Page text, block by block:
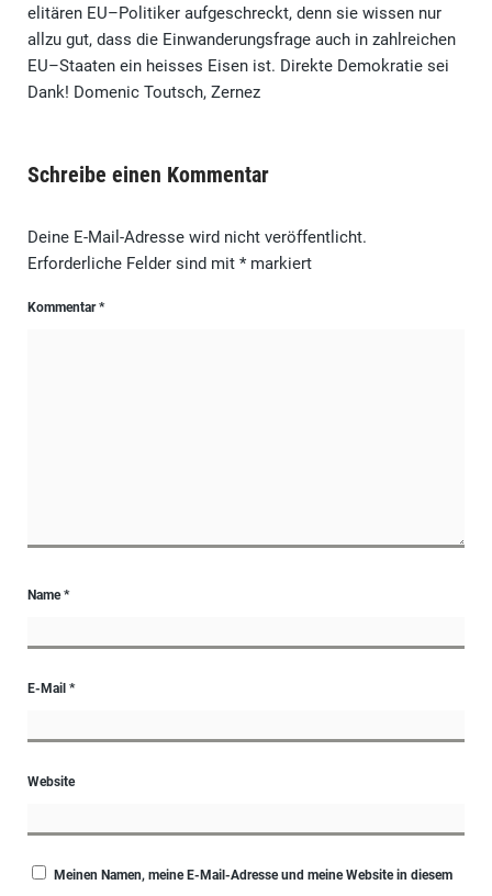
elitären EU–Politiker aufgeschreckt, denn sie wissen nur
allzu gut, dass die Einwanderungsfrage auch in zahlreichen
EU–Staaten ein heisses Eisen ist. Direkte Demokratie sei
Dank! Domenic Toutsch, Zernez
Schreibe einen Kommentar
Deine E-Mail-Adresse wird nicht veröffentlicht.
Erforderliche Felder sind mit *markiert
Kommentar*
Name*
E-Mail *
Website
Meinen Namen, meine E-Mail-Adresse und meine Website in diesem